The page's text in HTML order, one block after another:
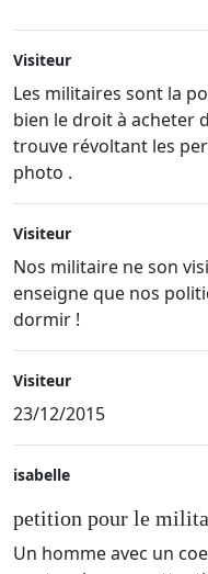
Visiteur
Les militaires sont la
bien le droit à acheter
trouve révoltant les
photo .
Visiteur
Nos militaire ne son
enseigne que nos
dormir !
Visiteur
23/12/2015
isabelle
petition pour le
Un homme avec un